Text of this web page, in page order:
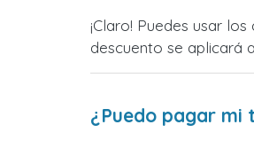
¡Claro! Puedes usar
descuento se aplicará
¿Puedo pagar mi